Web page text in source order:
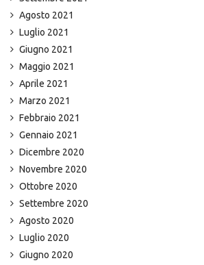
Agosto 2021
Luglio 2021
Giugno 2021
Maggio 2021
Aprile 2021
Marzo 2021
Febbraio 2021
Gennaio 2021
Dicembre 2020
Novembre 2020
Ottobre 2020
Settembre 2020
Agosto 2020
Luglio 2020
Giugno 2020